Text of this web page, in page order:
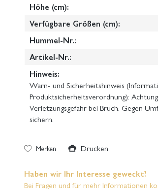
Höhe (cm):
Verfügbare Größen (cm):
Hummel-Nr.:
Artikel-Nr.:
Hinweis:
Warn- und Sicherheitshinweis
Produktsicherheitsverordnung):
Verletzungsgefahr bei Bruch. Gegen
sichern.
Merken Drucken
Haben wir Ihr Interesse geweckt?
Bei Fragen und für mehr Informationen